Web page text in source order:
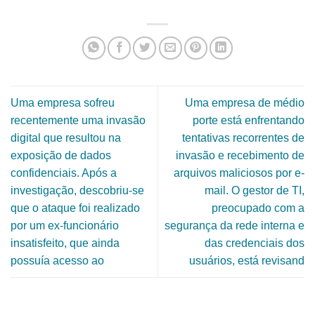
Uma empresa sofreu
recentemente uma invasão
digital que resultou na
exposição de dados
confidenciais. Após a
investigação, descobriu-se
que o ataque foi realizado
por um ex-funcionário
insatisfeito, que ainda
possuía acesso ao
Uma empresa de médio
porte está enfrentando
tentativas recorrentes de
invasão e recebimento de
arquivos maliciosos por e-
mail. O gestor de TI,
preocupado com a
segurança da rede interna e
das credenciais dos
usuários, está revisand